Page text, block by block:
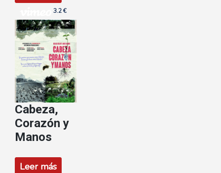
3.2 €
Cabeza,
Corazón y
Manos
Leer más